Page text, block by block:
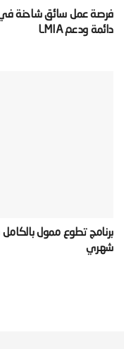
دائمة ودعم LMIA‬
شهري‬